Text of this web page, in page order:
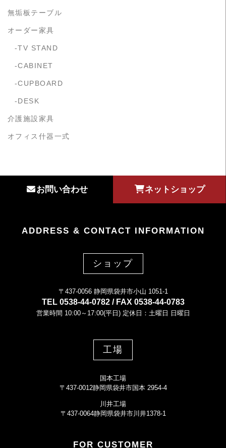
無垢板テーブル
オーダー家具
TV STAND
CABINET
CUPBOARD
DESK
介護施設家具
オフィス什器一式
お問い合わせ ネットショップ
ADDRESS & CONTACT INFORMATION
ショップ
〒437-0056 静岡県袋井市小山 1051-1
TEL 0538-44-0782 / FAX 0538-44-0783
営業時間 10:00～17:00(平日) 定休日：土曜日 日曜日
工場
国本工場
〒437-0012静岡県袋井市国本 2954-4
川井工場
〒437-0064静岡県袋井市川井1378-1
FOR CUSTOMER